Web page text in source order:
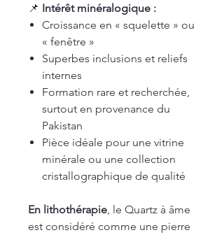
📌 Intérêt minéralogique :
Croissance en « squelette » ou
« fenêtre »
Superbes inclusions et reliefs
internes
Formation rare et recherchée,
surtout en provenance du
Pakistan
Pièce idéale pour une vitrine
minérale ou une collection
cristallographique de qualité
En lithothérapie, le Quartz à âme
est considéré comme une pierre